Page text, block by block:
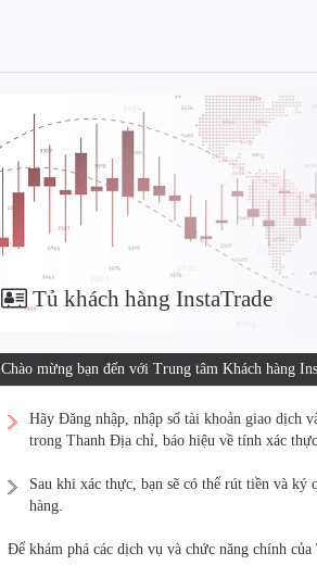
Tủ khách hàng InstaTrade
Chào mừng bạn đến với Trung tâm Khách hàng
Hãy Đăng nhập, nhập số tài khoản giao dịch
trong Thanh Địa chỉ, báo hiệu về tính xác
Sau khi xác thực, bạn sẽ có thể rút tiền và ký
hàng.
Để khám phá các dịch vụ và chức năng chính